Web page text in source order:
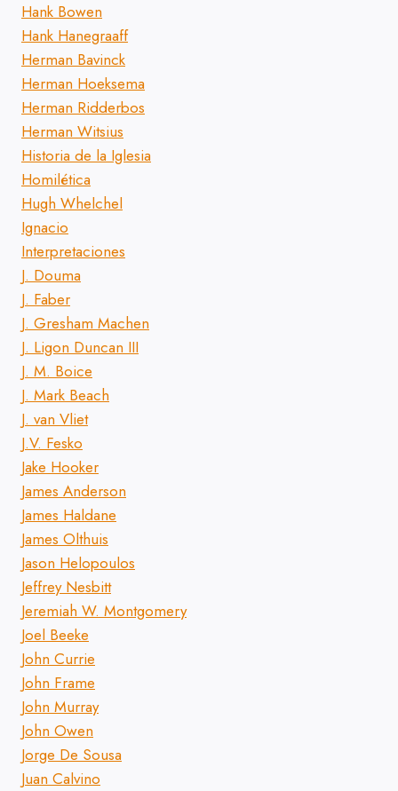
Hank Bowen
Hank Hanegraaff
Herman Bavinck
Herman Hoeksema
Herman Ridderbos
Herman Witsius
Historia de la Iglesia
Homilética
Hugh Whelchel
Ignacio
Interpretaciones
J. Douma
J. Faber
J. Gresham Machen
J. Ligon Duncan III
J. M. Boice
J. Mark Beach
J. van Vliet
J.V. Fesko
Jake Hooker
James Anderson
James Haldane
James Olthuis
Jason Helopoulos
Jeffrey Nesbitt
Jeremiah W. Montgomery
Joel Beeke
John Currie
John Frame
John Murray
John Owen
Jorge De Sousa
Juan Calvino